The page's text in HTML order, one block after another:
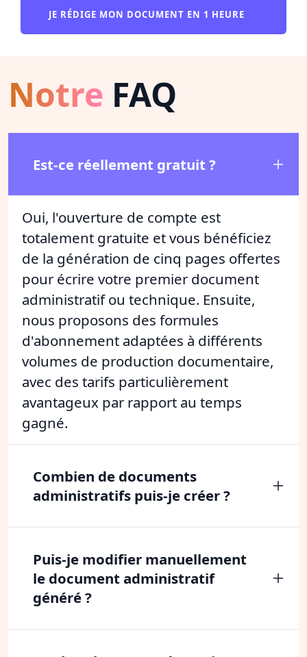
JE RÉDIGE MON DOCUMENT EN 1 HEURE
Notre FAQ
Est-ce réellement gratuit ?
Oui, l'ouverture de compte est
totalement gratuite et vous bénéficiez
de la génération de cinq pages offertes
pour écrire votre premier document
administratif ou technique. Ensuite,
nous proposons des formules
d'abonnement adaptées à différents
volumes de production documentaire,
avec des tarifs particulièrement
avantageux par rapport au temps
gagné.
Combien de documents
administratifs puis-je créer ?
Puis-je modifier manuellement
le document administratif
généré ?